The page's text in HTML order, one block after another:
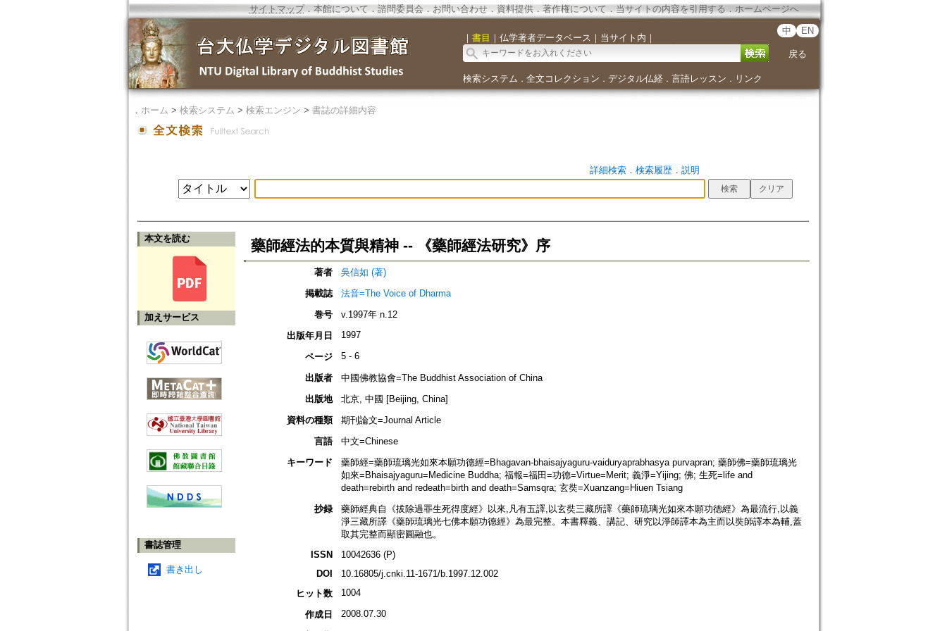
サイトマップ．本館について ． 諮問委員会． お問い合わせ． 資料提供． 著作権について．当サイトの内容を引用する ． ホームページへ
｜ 書目 ｜ 仏学著者データベース ｜ 当サイト内 ｜
中 EN
戻る
検索システム ． 全文コレクション ． デジタル仏経． 言語レッスン ． リンク
． ホーム > 検索システム > 検索エンジン > 書誌の詳細内容
詳細検索． 検索履歴． 説明
本文を読む
加えサービス
書誌管理
書き出し
藥師經法的本質與精神 -- 《藥師經法研究》序
著者
吳信如 (著)
掲載誌
法音=The Voice of Dharma
巻号
v.1997年 n.12
出版年月日
1997
ページ 5 - 6
出版者
中國佛教協會=The Buddhist Association of China
出版地
北京, 中國 [Beijing, China]
資料の種類
期刊論文=Journal Article
言語
中文=Chinese
キーワード
藥師經=藥師琉璃光如來本願功德經=Bhagavan-bhaisajyaguru-vaiduryaprabhasya purvapran; 藥師佛=藥師琉璃光
如來=Bhaisajyaguru=Medicine Buddha; 福報=福田=功德=Virtue=Merit; 義淨=Yijing; 佛; 生死=life and
death=rebirth and redeath=birth and death=Samsqra; 玄奘=Xuanzang=Hiuen Tsiang
抄録
藥師經典自《拔除過罪生死得度經》以來,凡有五譯,以玄奘三藏所譯《藥師琉璃光如來本願功德經》為最流行,以義
淨三藏所譯《藥師琉璃光七佛本願功德經》為最完整。本書釋義、講記、研究以淨師譯本為主而以奘師譯本為輔,蓋
取其完整而顯密圓融也。
ISSN
10042636 (P)
DOI
10.16805/j.cnki.11-1671/b.1997.12.002
ヒット数
1004
作成日 2008.07.30